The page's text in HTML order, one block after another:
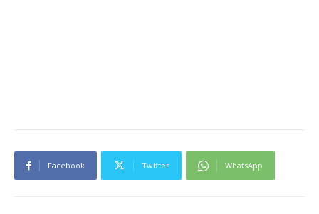
Facebook Twitter WhatsApp